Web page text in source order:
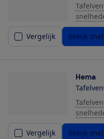
Vergelijk Bekijk snel
Hema
Vergelijk Bekijk snel